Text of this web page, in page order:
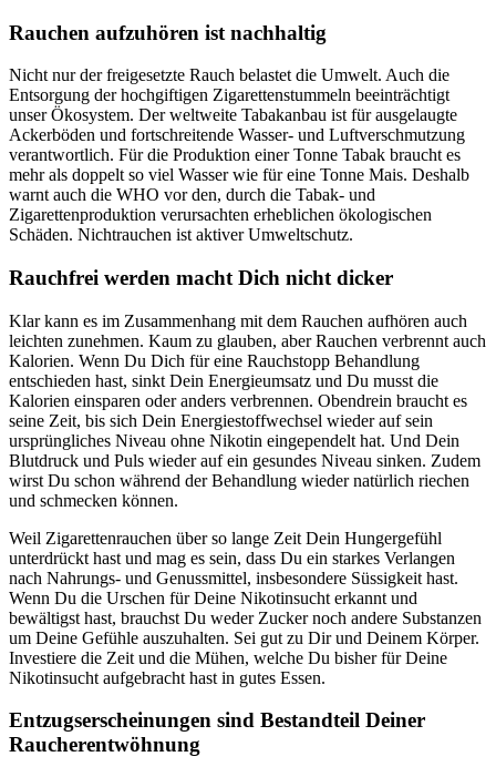
Rauchen aufzuhören ist nachhaltig
Nicht nur der freigesetzte Rauch belastet die Umwelt. Auch die
Entsorgung der hochgiftigen Zigarettenstummeln beeinträchtigt
unser Ökosystem. Der weltweite Tabakanbau ist für ausgelaugte
Ackerböden und fortschreitende Wasser- und Luftverschmutzung
verantwortlich. Für die Produktion einer Tonne Tabak braucht es
mehr als doppelt so viel Wasser wie für eine Tonne Mais. Deshalb
warnt auch die WHO vor den, durch die Tabak- und
Zigarettenproduktion verursachten erheblichen ökologischen
Schäden. Nichtrauchen ist aktiver Umweltschutz.
Rauchfrei werden macht Dich nicht dicker
Klar kann es im Zusammenhang mit dem Rauchen aufhören auch
leichten zunehmen. Kaum zu glauben, aber Rauchen verbrennt auch
Kalorien. Wenn Du Dich für eine Rauchstopp Behandlung
entschieden hast, sinkt Dein Energieumsatz und Du musst die
Kalorien einsparen oder anders verbrennen. Obendrein braucht es
seine Zeit, bis sich Dein Energiestoffwechsel wieder auf sein
ursprüngliches Niveau ohne Nikotin eingependelt hat. Und Dein
Blutdruck und Puls wieder auf ein gesundes Niveau sinken. Zudem
wirst Du schon während der Behandlung wieder natürlich riechen
und schmecken können.
Weil Zigarettenrauchen über so lange Zeit Dein Hungergefühl
unterdrückt hast und mag es sein, dass Du ein starkes Verlangen
nach Nahrungs- und Genussmittel, insbesondere Süssigkeit hast.
Wenn Du die Urschen für Deine Nikotinsucht erkannt und
bewältigst hast, brauchst Du weder Zucker noch andere Substanzen
um Deine Gefühle auszuhalten. Sei gut zu Dir und Deinem Körper.
Investiere die Zeit und die Mühen, welche Du bisher für Deine
Nikotinsucht aufgebracht hast in gutes Essen.
Entzugserscheinungen sind Bestandteil Deiner
Raucherentwöhnung